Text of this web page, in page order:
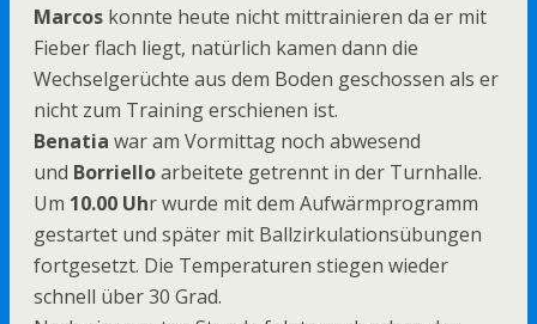
Marcos konnte heute nicht mittrainieren da er mit
Fieber flach liegt, natürlich kamen dann die
Wechselgerüchte aus dem Boden geschossen als er
nicht zum Training erschienen ist.
Benatia war am Vormittag noch abwesend
und Borrielloarbeitete getrennt in der Turnhalle.
Um 10.00 Uhr wurde mit dem Aufwärmprogramm
gestartet und später mit Ballzirkulationsübungen
fortgesetzt. Die Temperaturen stiegen wieder
schnell über 30 Grad.